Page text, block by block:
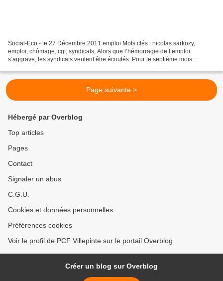
Social-Eco - le 27 Décembre 2011 emploi Mots clés : nicolas sarkozy,
emploi, chômage, cgt, syndicats, Alors que l’hémorragie de l’emploi
s’aggrave, les syndicats veulent être écoutés. Pour le septième mois
Page suivante >
Hébergé par Overblog
Top articles
Pages
Contact
Signaler un abus
C.G.U.
Cookies et données personnelles
Préférences cookies
Voir le profil de PCF Villepinte sur le portail Overblog
Créer un blog sur Overblog